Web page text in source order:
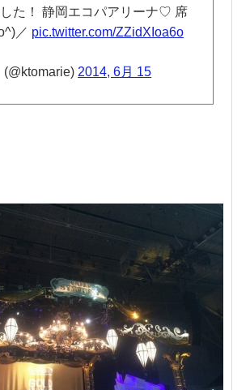
た！ 静岡エコパアリーナ♡ 席
／ pic.twitter.com/ZZidXIoa6o
2014, 6月 15